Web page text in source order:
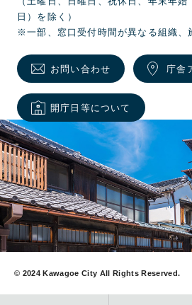
日）を除く）
※一部、窓口受付時間が異なる組織、
お問い合わせ 庁舎
開庁日等について
© 2024 Kawagoe City All Rights Reserved.